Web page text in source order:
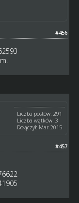
#456
Liczba postów: 291
Liczba wątków: 3
Dołączył: Mar 2015
#457